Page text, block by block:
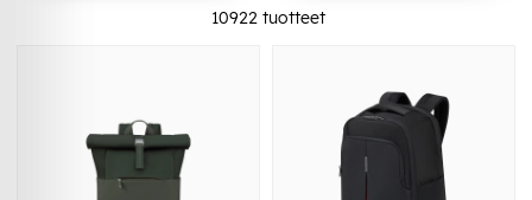
10922 tuotteet